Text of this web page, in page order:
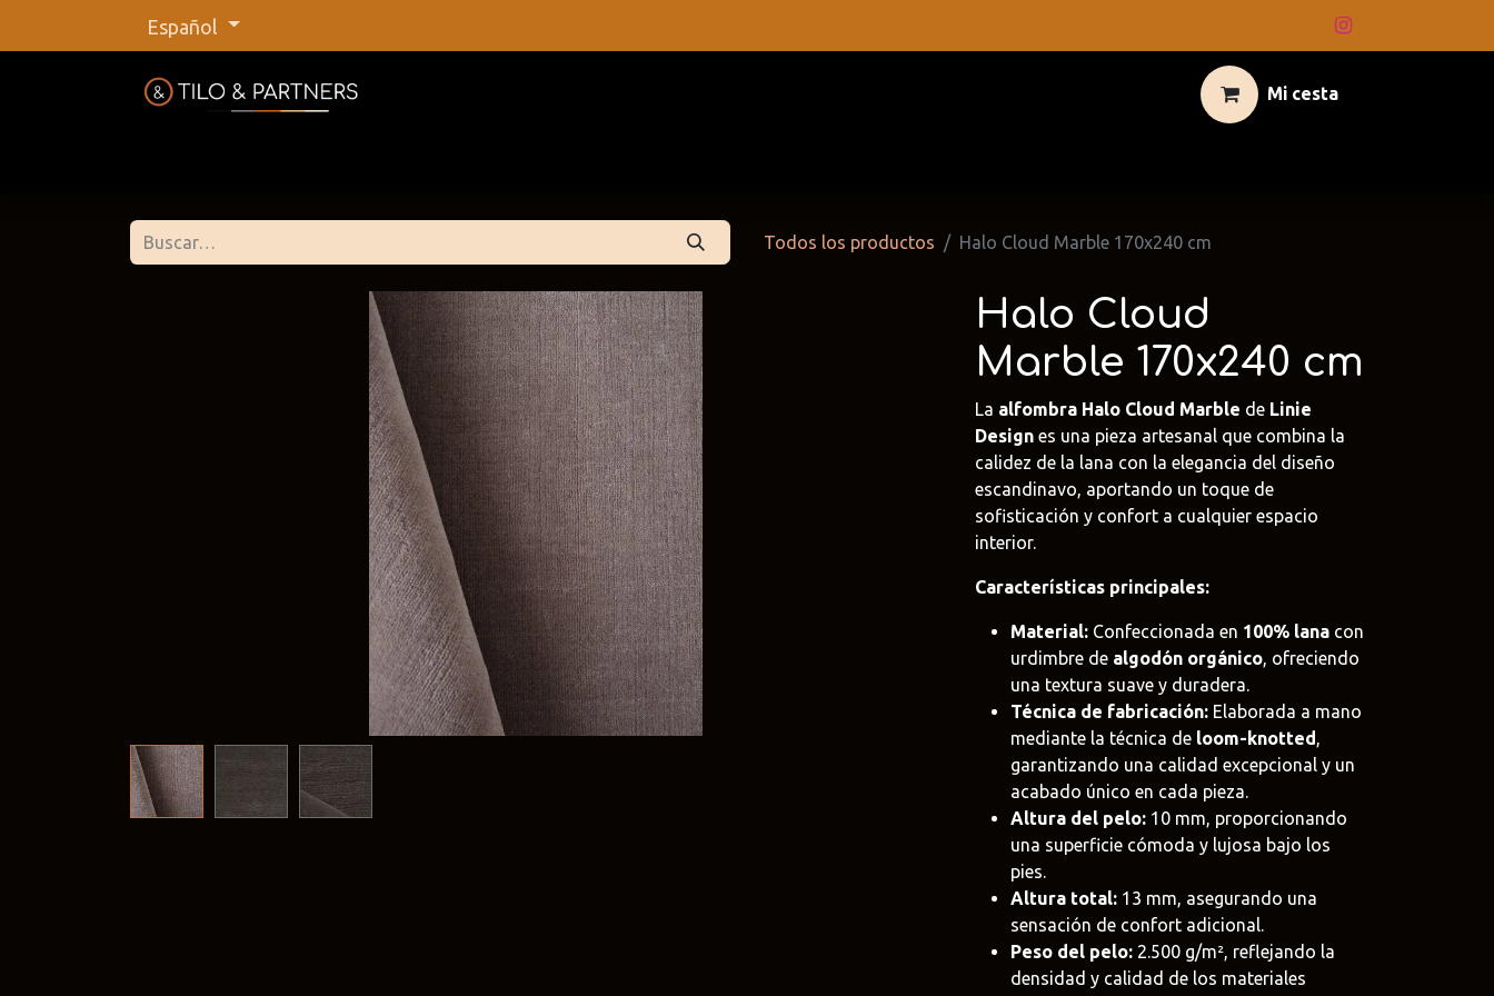
Español
Mi cesta
Todos los productos Halo Cloud Marble 170x240 cm
Halo Cloud
Marble 170x240 cm
La alfombra Halo Cloud Marble de Linie
Design es una pieza artesanal que combina la
calidez de la lana con la elegancia del diseño
escandinavo, aportando un toque de
sofisticación y confort a cualquier espacio
interior.
Características principales:
Material: Confeccionada en 100% lana con
urdimbre de algodón orgánico, ofreciendo
una textura suave y duradera.
Técnica de fabricación: Elaborada a mano
mediante la técnica de loom-knotted,
garantizando una calidad excepcional y un
acabado único en cada pieza.
Altura del pelo: 10 mm, proporcionando
una superficie cómoda y lujosa bajo los
pies.
Altura total: 13 mm, asegurando una
sensación de confort adicional.
Peso del pelo: 2.500 g/m², reflejando la
densidad y calidad de los materiales
Tilo & Partners
@tiloandpartners
Cattelan Italia
@cattelan.uy
Franke
@franke.uy
Duravit
@tilobath
Fima Carlo Frattini
@fima.uruguay
Adriani e Rossi
@adrianierossi @rubiomonocoat.uy
Linie Design
@linie.uy
Pianca
@piancauy @venetacucine.uy